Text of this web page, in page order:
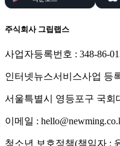
주식회사 그립랩스
사업자등록번호 : 348-86-
인터넷뉴스서비스사업 등
서울특별시 영등포구 국회
이메일 :
청소년 보호정책(책임자 :